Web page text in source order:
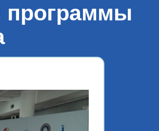
программы